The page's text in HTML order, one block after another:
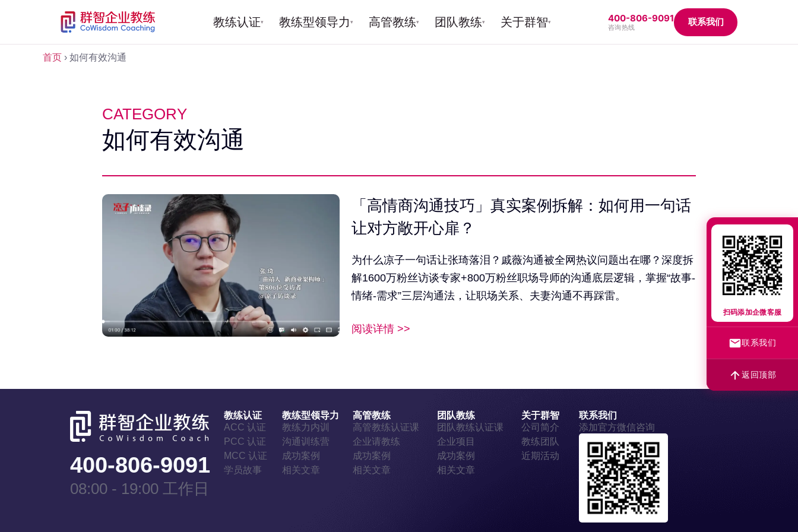
教练认证▾ 教练型领导力 ▾ 高管教练▾ 团队教练▾ 关于群智▾ 400-806-9091
咨询热线 联系我们
首页 › 如何有效沟通
CATEGORY
如何有效沟通
「高情商沟通技巧」真实案例拆解：如何用一句话
让对方敞开心扉？
为什么凉子一句话让张琦落泪？戚薇沟通被全网热议问题出在哪？深度拆
解1600万粉丝访谈专家+800万粉丝职场导师的沟通底层逻辑，掌握“故事-
情绪-需求”三层沟通法，让职场关系、夫妻沟通不再踩雷。
阅读详情 >>
400-806-9091
08:00 - 19:00 工作日
教练认证
ACC 认证
PCC 认证
MCC 认证
学员故事
教练型领导力
教练力内训
沟通训练营
成功案例
相关文章
高管教练
高管教练认证课
企业请教练
成功案例
相关文章
团队教练
团队教练认证课
企业项目
成功案例
相关文章
关于群智
公司简介
教练团队
近期活动
联系我们
添加官方微信咨询
扫码添加企微客服
联系我们
返回顶部